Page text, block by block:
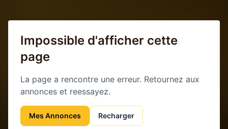
Impossible d'afficher cette
page
La page a rencontre une erreur. Retournez aux
annonces et reessayez.
Mes Annonces Recharger